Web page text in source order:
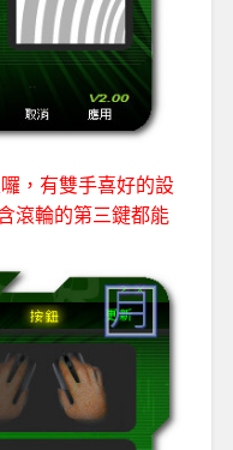
，有雙手喜好的設
滾輪的第三鍵都能